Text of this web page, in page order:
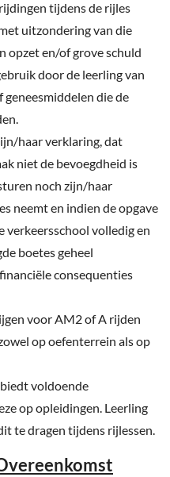
tijdens de rijles
uitzondering van die
opzet en/of grove schuld
door de leerling van
die de
haar verklaring, dat
niet de bevoegdheid is
noch zijn/haar
neemt en indien de opgave
verkeersschool volledig en
boetes geheel
consequenties
voor AM2 of A rijden
op oefenterrein als op
voldoende
op opleidingen. Leerling
te dragen tijdens rijlessen.